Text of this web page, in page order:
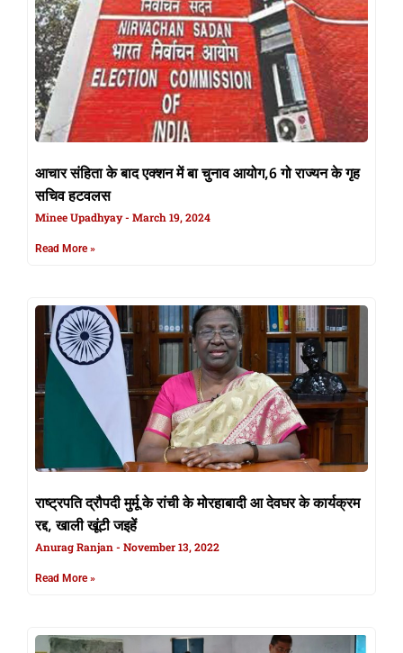
आचार संहिता के बाद एक्शन में बा चुनाव आयोग,6 गो राज्यन के गृह
सचिव हटवलस
Minee Upadhyay March 19, 2024
Read More »
राष्ट्रपति द्रौपदी मुर्मू के रांची के मोरहाबादी आ देवघर के कार्यक्रम
रद्द, खाली खूंटी जइहें
Anurag Ranjan November 13, 2022
Read More »